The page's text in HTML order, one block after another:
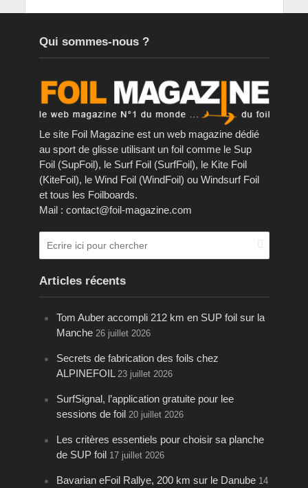
Qui sommes-nous ?
Le site Foil Magazine est un web magazine dédié
au sport de glisse utilisant un foil comme le Sup
Foil (SupFoil), le Surf Foil (SurfFoil), le Kite Foil
(KiteFoil), le Wind Foil (WindFoil) ou Windsurf Foil
et tous les Foilboards.
Mail : contact@foil-magazine.com
Articles récents
Tom Auber accompli 212 km en SUP foil sur la
Manche 26 juillet 2026
Secrets de fabrication des foils chez
ALPINEFOIL 23 juillet 2026
SurfSignal, l’application gratuite pour lee
sessions de foil 20 juillet 2026
Les critères essentiels pour choisir sa planche
de SUP foil 17 juillet 2026
Bavarian eFoil Rallye, 200 km sur le Danube 14